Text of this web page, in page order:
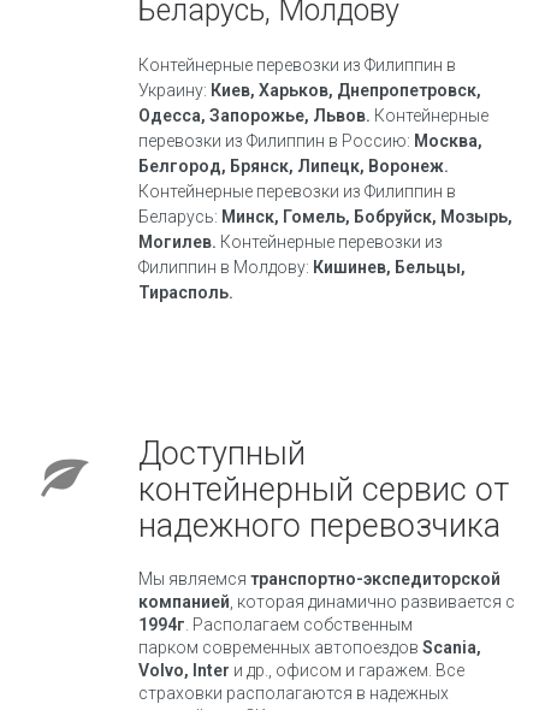
Беларусь, Молдову
Контейнерные перевозки из Филиппин в
Украину: Киев, Харьков, Днепропетровск,
Одесса, Запорожье, Львов. Контейнерные
перевозки из Филиппин в Россию: Москва,
Белгород, Брянск, Липецк, Воронеж.
Контейнерные перевозки из Филиппин в
Беларусь: Минск, Гомель, Бобруйск, Мозырь,
Могилев. Контейнерные перевозки из
Филиппин в Молдову: Кишинев, Бельцы,
Тирасполь.
Доступный
контейнерный сервис от
надежного перевозчика
Мы являемся транспортно-экспедиторской
компанией , которая динамично развивается с
1994г . Располагаем собственным
парком современных автопоездов Scania,
Volvo, Inter и др., офисом и гаражем. Все
страховки располагаются в надежных